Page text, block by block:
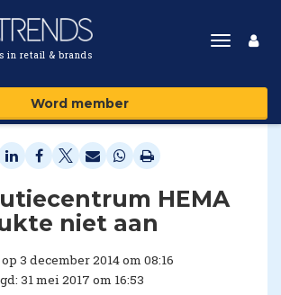
in retail & brands
Toggle
Word member
HEMA
niet aan
3 december 2014 om 08:16
31 mei 2017 om 16:53